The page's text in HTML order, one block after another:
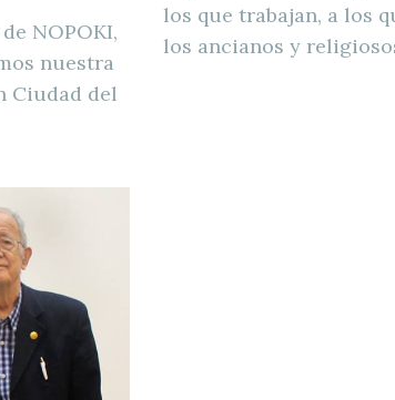
NOPOKI,
nuestra
Ciudad del
los que trabajan, a los
los ancianos y